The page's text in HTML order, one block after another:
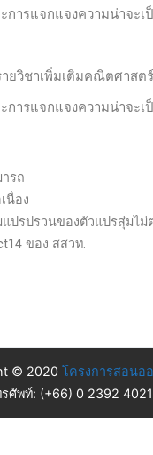
การแจกแจงความน่าจะเ
ายวิชาเพิ่มเติมคณิตศาส
การแจกแจงความน่าจะเ
รถ
นื่อง
ปรปรวนของตัวแปรสุ่มไม่
ของ สสวท.
© 2020 โครงการสอนอ
ศัพท์: (+66) 0 2392